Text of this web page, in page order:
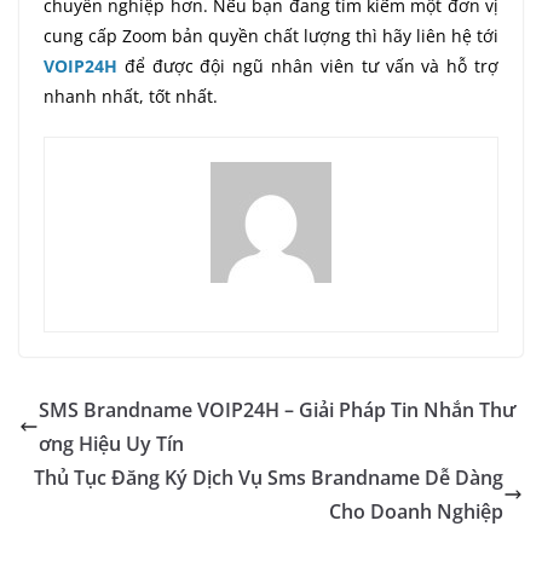
chuyên nghiệp hơn. Nếu bạn đang tìm kiếm một đơn vị
cung cấp Zoom bản quyền chất lượng thì hãy liên hệ tới
VOIP24H để được đội ngũ nhân viên tư vấn và hỗ trợ
nhanh nhất, tốt nhất.
SMS Brandname VOIP24H – Giải Pháp Tin Nhắn Thư
ơng Hiệu Uy Tín
Thủ Tục Đăng Ký Dịch Vụ Sms Brandname Dễ Dàng
Cho Doanh Nghiệp